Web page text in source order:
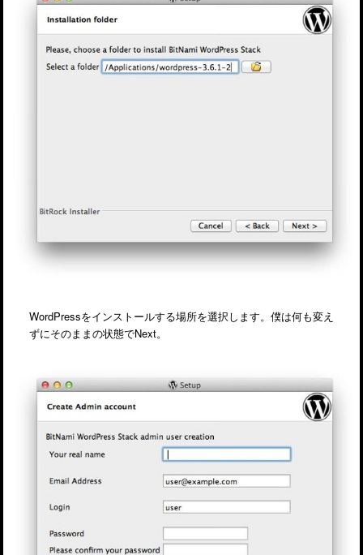
WordPressをインストールする場所を選択します。僕は何も変え
ずにそのままの状態でNext。